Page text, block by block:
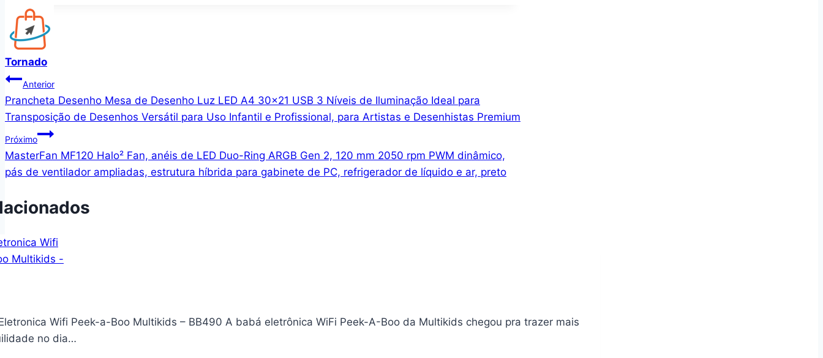
Tornado
Navegação
de
Post
Anterior
Prancheta Desenho Mesa de Desenho Luz LED A4 30×21 USB 3 Níveis de Iluminação Ideal para
Transposição de Desenhos Versátil para Uso Infantil e Profissional, para Artistas e Desenhistas Premium
Próximo
MasterFan MF120 Halo² Fan, anéis de LED Duo-Ring ARGB Gen 2, 120 mm 2050 rpm PWM dinâmico,
pás de ventilador ampliadas, estrutura híbrida para gabinete de PC, refrigerador de líquido e ar, preto
Wifi Peek-a-Boo Multikids – BB490 A babá eletrônica WiFi Peek-A-Boo da Multikids chegou pra trazer mais
no dia…